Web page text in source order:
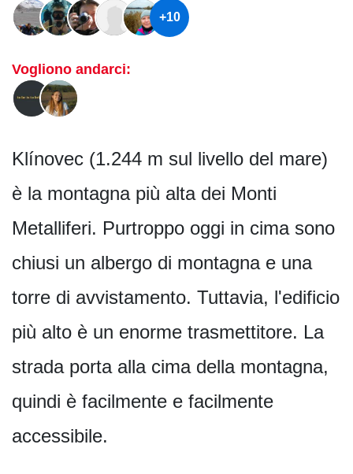
+10
Vogliono andarci:
Klínovec (1.244 m sul livello del mare)
è la montagna più alta dei Monti
Metalliferi. Purtroppo oggi in cima sono
chiusi un albergo di montagna e una
torre di avvistamento. Tuttavia, l'edificio
più alto è un enorme trasmettitore. La
strada porta alla cima della montagna,
quindi è facilmente e facilmente
accessibile.